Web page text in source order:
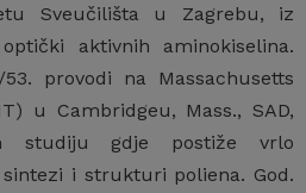
Sveučilišta u Zagrebu, iz
aktivnih aminokiselina.
53. provodi na Massachusetts
u Cambridgeu, Mass., SAD,
studiju gdje postiže vrlo
i strukturi poliena. God.